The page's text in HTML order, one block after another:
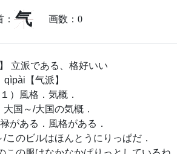
气 画数： 0
立派である、格好いい
qìpài【气派】
１）風格．気概．
大国～/大国の気概．
禄がある．風格がある．
/このビルはほんとうにりっぱだ．